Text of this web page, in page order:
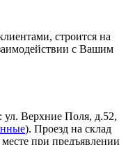
строится на
с Вашим
ул. Верхние Поля, д.52,
). Проезд на склад
при предъявлении